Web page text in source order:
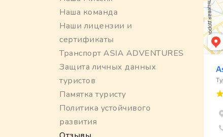
Наша команда
Наши лицензии и
сертификаты
Транспорт ASIA ADVENTURES
Защита личных данных
туристов
Памятка туристу
Политика устойчивого
развития